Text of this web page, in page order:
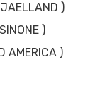
)
)
AMERICA )